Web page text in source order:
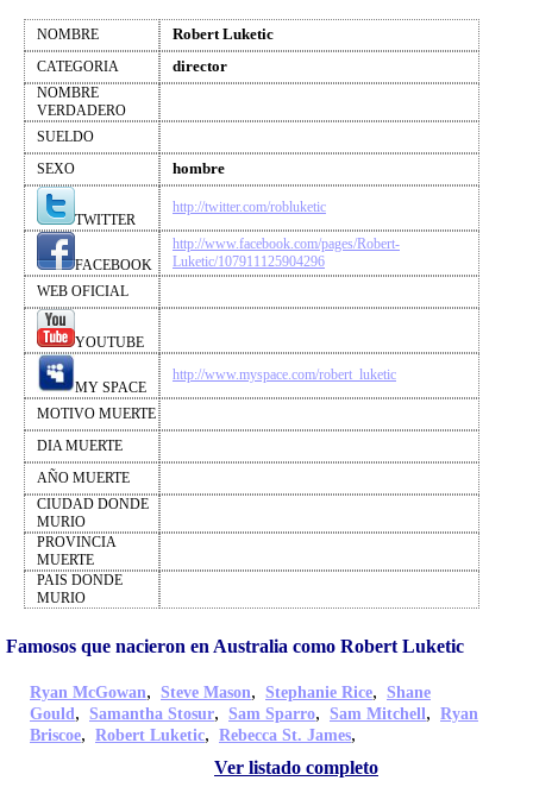
NOMBRE Robert Luketic
CATEGORIA director
NOMBRE
VERDADERO
SUELDO
SEXO
hombre
TWITTER
http://twitter.com/robluketic
FACEBOOK
http://www.facebook.com/pages/Robert-
Luketic/107911125904296
WEB OFICIAL
YOUTUBE
MY SPACE
http://www.myspace.com/robert_luketic
MOTIVO MUERTE
DIA MUERTE
AÑO MUERTE
CIUDAD DONDE
MURIO
PROVINCIA
MUERTE
PAIS DONDE
MURIO
Famosos que nacieron en Australia como Robert Luketic
Ryan McGowan, Steve Mason, Stephanie Rice, Shane
Gould, Samantha Stosur, Sam Sparro, Sam Mitchell, Ryan
Briscoe, Robert Luketic, Rebecca St. James,
Ver listado completo